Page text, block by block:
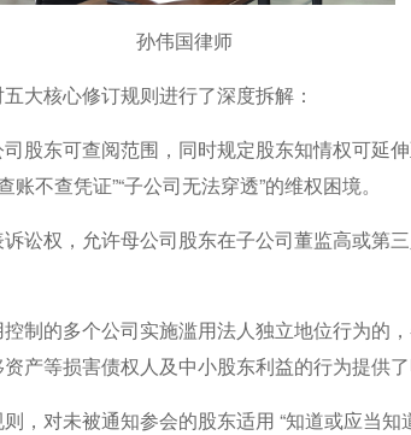
孙伟国律师
大核心修订规则进行了深度拆解：
股东可查阅范围，同时规定股东知情权可延
不查凭证”“子公司无法穿透”的维权困境。
讼权，允许母公司股东在子公司董监高或第
制的多个公司实施滥用法人独立地位行为的
产等损害债权人及中小股东利益的行为提供了
，对未被通知参会的股东适用 “知道或应当